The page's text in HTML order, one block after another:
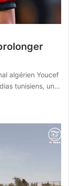
algérien Youcef
tunisiens, un…